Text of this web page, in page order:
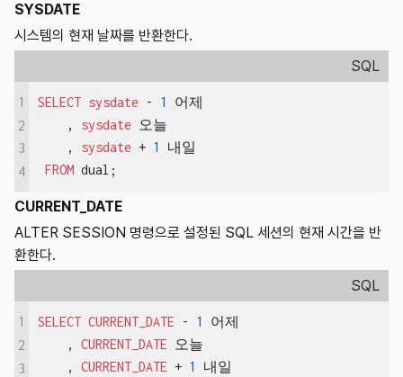
SYSDATE
시스템의 현재 날짜를 반환한다.
SQL
1
2
3
4
SELECT sysdate - 1
어제
    ,
sysdate 오늘
    ,
sysdate + 1
내일
FROM dual;
CURRENT_DATE
ALTER SESSION 명령으로 설정된 SQL 세션의 현재 시간을 반
환한다.
SQL
1
2
3
SELECT CURRENT_DATE - 1
어제
    ,
CURRENT_DATE 오늘
    ,
CURRENT_DATE + 1
내일